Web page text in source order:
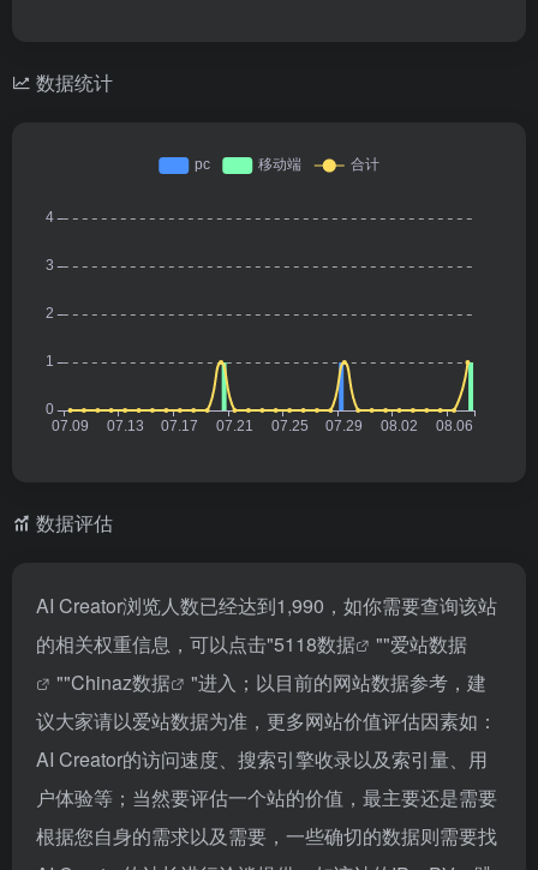
数据统计
数据评估
AI Creator浏览人数已经达到1,990，如你需要查询该站
的相关权重信息，可以点击"5118数据 ""爱站数据
""Chinaz数据
"进入；以目前的网站数据参考，建
议大家请以爱站数据为准，更多网站价值评估因素如：
AI Creator的访问速度、搜索引擎收录以及索引量、用
户体验等；当然要评估一个站的价值，最主要还是需要
根据您自身的需求以及需要，一些确切的数据则需要找